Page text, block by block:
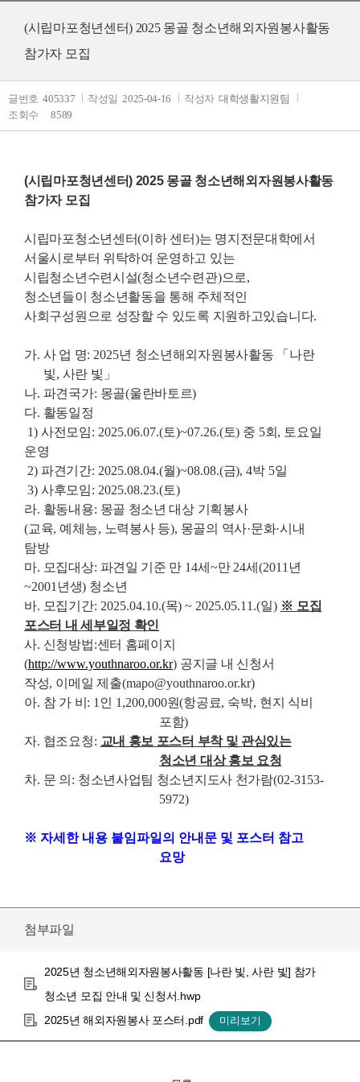
(시립마포청년센터) 2025 몽골 청소년해외자원봉사활동
참가자 모집
글번호 405337 작성일 2025-04-16 작성자 대학생활지원팀
조회수
8589
(시립마포청년센터) 2025 몽골 청소년해외자원봉사활동
참가자 모집
시립마포청소년센터(이하 센터)는 명지전문대학에서
서울시로부터 위탁하여 운영하고 있는
시립청소년수련시설(청소년수련관)으로,
청소년들이 청소년활동을 통해 주체적인
사회구성원으로 성장할 수 있도록 지원하고있습니다.
가. 사 업 명: 2025년 청소년해외자원봉사활동 「 나란
빛, 사란 빛 」
나. 파견국가: 몽골(울란바토르)
다. 활동일정
1) 사전모임: 2025.06.07.(토)~07.26.(토) 중 5회 , 토요일
운영
2) 파견기간: 2025.08.04.(월)~08.08.(금), 4박 5일
3) 사후모임: 2025.08.23.(토)
라. 활동내용: 몽골 청소년 대상 기획봉사
(교육, 예체능, 노력봉사 등), 몽골의 역사·문화·시내
탐방
마. 모집대상: 파견일 기준 만 14세 ~만 24세 (2011 년
~2001 년생) 청소년
바. 모집기간: 2025.04.10.(목) ~ 2025.05.11.(일) ※ 모집
포스터 내 세부일정 확인
사. 신청방법:센터 홈페이지
(http://www.youthnaroo.or.kr) 공지글 내 신청서
작성, 이메일 제출(mapo@youthnaroo.or.kr)
아. 참 가 비 : 1 인 1,200,000원(항공료, 숙박, 현지 식비
포함)
자. 협조요청: 교내 홍보 포스터 부착 및 관심있는
청소년 대상 홍보 요청
차. 문 의 : 청소년사업팀 청소년지도사 천가람(02-3153-
5972)
※ 자세한 내용 붙임파일의 안내문 및 포스터 참고
요망
첨부파일
2025년 청소년해외자원봉사활동 [나란 빛, 사란 빛] 참가
청소년 모집 안내 및 신청서.hwp
2025년 해외자원봉사 포스터.pdf